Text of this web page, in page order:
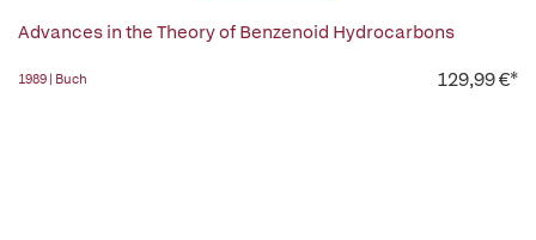
Advances in the Theory of Benzenoid Hydrocarbons
1989 | Buch 129,99 €*